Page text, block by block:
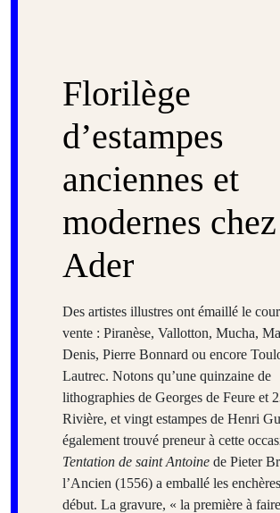
Florilège
d’estampes
anciennes et
modernes chez
Ader
Des artistes illustres ont émaillé le
vente : Piranèse, Vallotton, Mucha,
Denis, Pierre Bonnard ou encore
Lautrec. Notons qu’une quinzaine de
lithographies de Georges de Feure et
Rivière, et vingt estampes de Henri
également trouvé preneur à cette
Tentation de saint Antoine de Pieter
l’Ancien (1556) a emballé les
début. La gravure, « la première à